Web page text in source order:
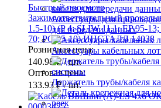
Аксессуары для
для передачи данных
Аксессуары кабельных
Держатель трубы/кабеля
Быстрый просмотр
Зажим ответвительный
1.5-10) (P 4; SLIW 11.1; EP 95-
70; PC 95-10) ИНСТАЛЛ 14038
Розничная цена:
140.98 ₽/ шт.
Оптовая цена:
133.93 ₽/ шт.